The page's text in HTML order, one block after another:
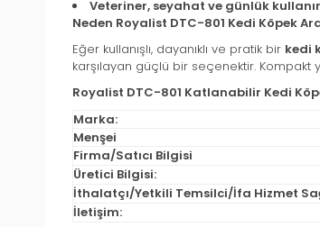
Veteriner, seyahat ve günlük
Neden Royalist DTC-801 Kedi Köpek
Eğer kullanışlı, dayanıklı ve pratik bir kedi
karşılayan güçlü bir seçenektir. Kompakt
Royalist DTC-801 Katlanabilir Kedi
Marka:
Menşei
Firma/Satıcı Bilgisi
Üretici Bilgisi:
İthalatçı/Yetkili Temsilci/İfa Hizmet
İletişim: